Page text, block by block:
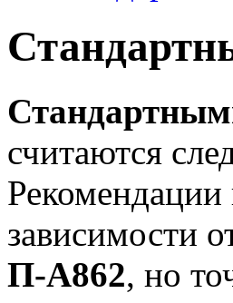
считаются
зависимости
П-А862, но